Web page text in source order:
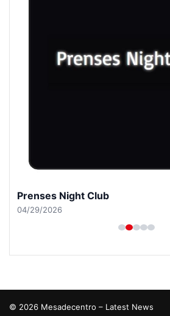
Prenses Night Club
04/29/2026
© 2026 Mesadecentro – Latest News